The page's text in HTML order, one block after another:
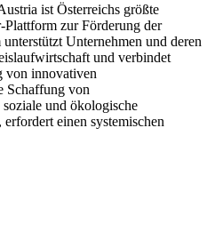
ist Österreichs größte
zur Förderung der
Unternehmen und deren
und verbindet
von innovativen
Schaffung von
und ökologische
einen systemischen